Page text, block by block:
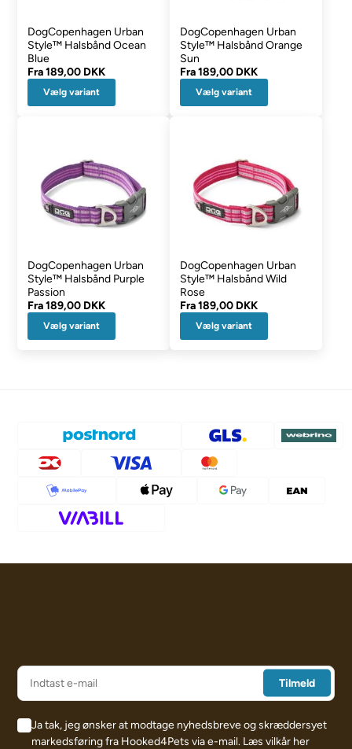
DogCopenhagen Urban
Style™ Halsbånd Ocean
Blue
Fra189,00 DKK
Vælg variant
DogCopenhagen Urban
Style™ Halsbånd Orange
Sun
Fra189,00 DKK
Vælg variant
DogCopenhagen Urban
Style™ Halsbånd Purple
Passion
Fra189,00 DKK
Vælg variant
DogCopenhagen Urban
Style™ Halsbånd Wild
Rose
Fra189,00 DKK
Vælg variant
Ja tak, jeg ønsker at modtage nyhedsbreve og skræddersyet
markedsføring fra Hooked4Pets via e-mail. Læs vilkår her